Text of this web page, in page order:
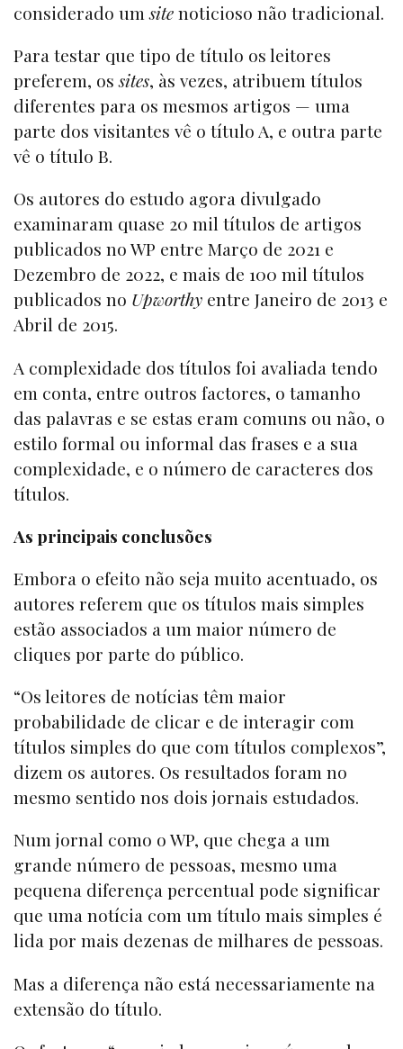
considerado umsitenoticioso não tradicional.
Para testar que tipo de título os leitores
preferem, ossites, às vezes, atribuem títulos
diferentes para os mesmos artigos — uma
parte dos visitantes vê o título A, e outra parte
vê o título B.
Os autores do estudo agora divulgado
examinaram quase 20 mil títulos de artigos
publicados no WP entre Março de 2021 e
Dezembro de 2022, e mais de 100 mil títulos
publicados no Upworthy entre Janeiro de 2013 e
Abril de 2015.
A complexidade dos títulos foi avaliada tendo
em conta, entre outros factores, o tamanho
das palavras e se estas eram comuns ou não, o
estilo formal ou informal das frases e a sua
complexidade, e o número de caracteres dos
títulos.
As principais conclusões
Embora o efeito não seja muito acentuado, os
autores referem que os títulos mais simples
estão associados a um maior número de
cliques por parte do público.
“Os leitores de notícias têm maior
probabilidade de clicar e de interagir com
títulos simples do que com títulos complexos”,
dizem os autores. Os resultados foram no
mesmo sentido nos dois jornais estudados.
Num jornal como o WP, que chega a um
grande número de pessoas, mesmo uma
pequena diferença percentual pode significar
que uma notícia com um título mais simples é
lida por mais dezenas de milhares de pessoas.
Mas a diferença não está necessariamente na
extensão do título.